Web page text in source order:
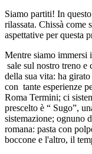
Siamo partiti! In
rilassata. Chissà come
aspettative per questa
Mentre siamo immersi
sale sul nostro treno
della sua vita: ha
con tante esperienze
Roma Termini; ci
prescelto è “ Sugo”,
sistemazione; ognuno
romana: pasta con
boccone e l'altro, il